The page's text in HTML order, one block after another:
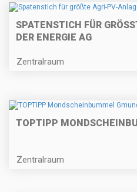
SPATENSTICH FÜR
ER ENERGIE AG
Zentralraum
TOPTIPP
Zentralraum